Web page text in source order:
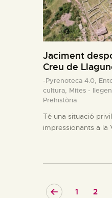
Jaciment
Creu de
-Pyrenoteca 4.0,
cultura, Mites -
Prehistòria
Té una situació
impressionants a la
1 2